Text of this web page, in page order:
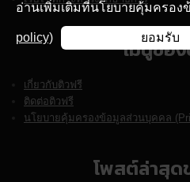
เมนูขอ
เกี่ยวกับติวฟรี
ติดต่อติวฟรี
นโยบายคุ้มครองข้อมูลส่วนบุคคล
โพสต์ล่าสุด
อ่านเพิ่มเติมที่นโยบายคุ้มครอ
policy) ยอมรับ